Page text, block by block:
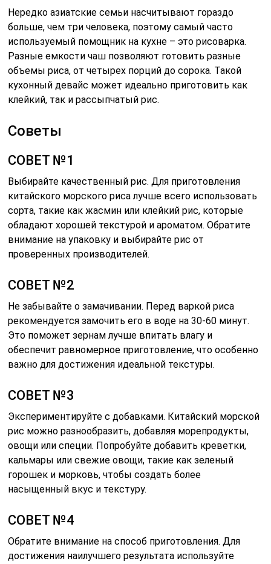
Нередко азиатские семьи насчитывают гораздо
больше, чем три человека, поэтому самый часто
используемый помощник на кухне – это рисоварка.
Разные емкости чаш позволяют готовить разные
объемы риса, от четырех порций до сорока. Такой
кухонный девайс может идеально приготовить как
клейкий, так и рассыпчатый рис.
Советы
СОВЕТ №1
Выбирайте качественный рис. Для приготовления
китайского морского риса лучше всего использовать
сорта, такие как жасмин или клейкий рис, которые
обладают хорошей текстурой и ароматом. Обратите
внимание на упаковку и выбирайте рис от
проверенных производителей.
СОВЕТ №2
Не забывайте о замачивании. Перед варкой риса
рекомендуется замочить его в воде на 30-60 минут.
Это поможет зернам лучше впитать влагу и
обеспечит равномерное приготовление, что особенно
важно для достижения идеальной текстуры.
СОВЕТ №3
Экспериментируйте с добавками. Китайский морской
рис можно разнообразить, добавляя морепродукты,
овощи или специи. Попробуйте добавить креветки,
кальмары или свежие овощи, такие как зеленый
горошек и морковь, чтобы создать более
насыщенный вкус и текстуру.
СОВЕТ №4
Обратите внимание на способ приготовления. Для
достижения наилучшего результата используйте